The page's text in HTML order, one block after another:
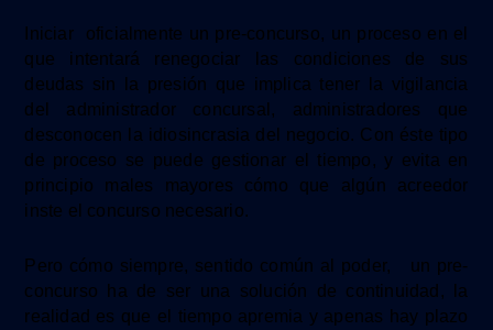
Iniciar oficialmente un pre-concurso, un proceso en el
que intentará renegociar las condiciones de sus
deudas sin la presión que implica tener la vigilancia
del administrador concursal, administradores que
desconocen la idiosincrasia del negocio. Con éste tipo
de proceso se puede gestionar el tiempo, y evita en
principio males mayores cómo que algún acreedor
inste el concurso necesario.
Pero cómo siempre, sentido común al poder,
un pre-
concurso ha de ser una solución de continuidad,
la
realidad es que e l tiempo apremia y apenas hay plazo